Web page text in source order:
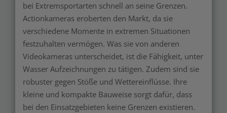
bei Extremsportarten schnell an seine Grenzen.
Actionkameras eroberten den Markt, da sie
verschiedene Momente in extremen Situationen
festzuhalten vermögen. Was sie von anderen
Videokameras unterscheidet, ist die Fähigkeit, unter
Wasser Aufzeichnungen zu tätigen. Zudem sind sie
robuster gegen Stöße und Wettereinflüsse. Ihre
kleine und kompakte Bauweise sorgt dafür, dass
bei den Einsatzgebieten keine Grenzen existieren.